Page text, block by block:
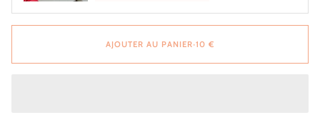
AJOUTER AU PANIER•10 €